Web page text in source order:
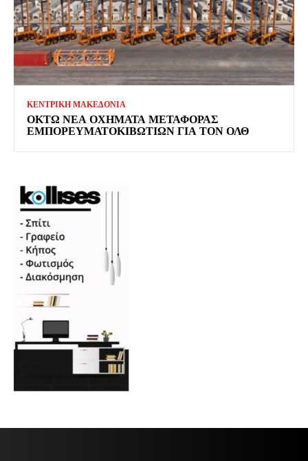
ΚΕΝΤΡΙΚΗ ΜΑΚΕΔΟΝΙΑ
ΟΚΤΏ ΝΈΑ ΟΧΉΜΑΤΑ ΜΕΤΑΦΟΡΆΣ
ΕΜΠΟΡΕΥΜΑΤΟΚΙΒΩΤΊΩΝ ΓΙΑ ΤΟΝ ΟΛΘ